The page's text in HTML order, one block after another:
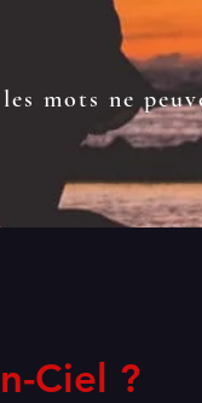
mots ne
Ciel ?